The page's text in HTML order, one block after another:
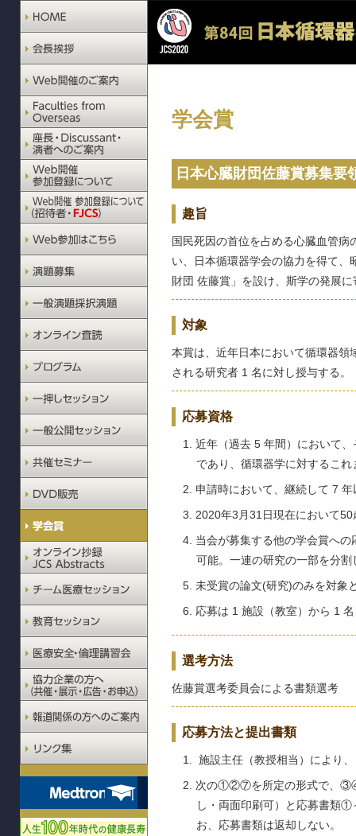
学会賞
日本心臓財団佐藤賞募集要
趣旨
国民死因の首位を占める心臓血管
い、日本循環器学会の協力を得て
財団 佐藤賞」を設け、斯学の発展
対象
本賞は、近年日本において循環器領
される研究者 1 名に対し授与する。
応募資格
近年（過去 5 年間）において
であり、循環器学に対するこ
申請時において、継続して 7
2020年3月31日現在において
当会が募集する他の学会賞へ
可能。一連の研究の一部を分
未受賞の論文(研究)のみを対象
応募は 1 施設（教室）から 1
選考方法
佐藤賞選考委員会による書類選考
応募方法と提出書類
施設主任（教授相当）により
次の①②⑦を所定の形式で、
し・両面印刷可）と応募書類
お、応募書類は返却しない。